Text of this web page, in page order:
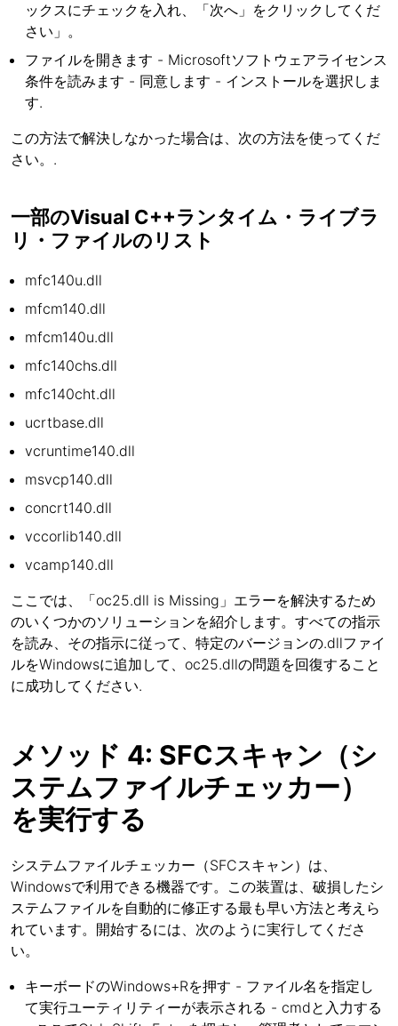
ックスにチェックを入れ、「次へ」をクリックしてくだ
さい」。
ファイルを開きます - Microsoftソフトウェアライセンス
条件を読みます - 同意します - インストールを選択しま
す.
この方法で解決しなかった場合は、次の方法を使ってくだ
さい。.
一部のVisual C++ランタイム・ライブラ
リ・ファイルのリスト
mfc140u.dll
mfcm140.dll
mfcm140u.dll
mfc140chs.dll
mfc140cht.dll
ucrtbase.dll
vcruntime140.dll
msvcp140.dll
concrt140.dll
vccorlib140.dll
vcamp140.dll
ここでは、「oc25.dll is Missing」エラーを解決するため
のいくつかのソリューションを紹介します。すべての指示
を読み、その指示に従って、特定のバージョンの.dllファイ
ルをWindowsに追加して、oc25.dllの問題を回復すること
に成功してください.
メソッド 4: SFCスキャン（シ
ステムファイルチェッカー）
を実行する
システムファイルチェッカー（SFCスキャン）は、
Windowsで利用できる機器です。この装置は、破損したシ
ステムファイルを自動的に修正する最も早い方法と考えら
れています。開始するには、次のように実行してくださ
い。
キーボードのWindows+Rを押す - ファイル名を指定し
て実行ユーティリティーが表示される - cmdと入力する